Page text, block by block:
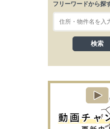
フリーワードから探